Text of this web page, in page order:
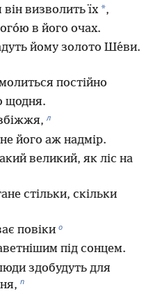
визволить їх *,
в його очах.
йому золото Ше́ви.
постійно
щодня.
л
його аж надмір.
великий, як ліс на
стільки, скільки
повіки о
під сонцем.
здобудуть для
п